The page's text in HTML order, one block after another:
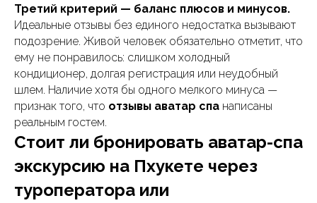
Третий критерий — баланс плюсов и минусов.
Идеальные отзывы без единого недостатка вызывают
подозрение. Живой человек обязательно отметит, что
ему не понравилось: слишком холодный
кондиционер, долгая регистрация или неудобный
шлем. Наличие хотя бы одного мелкого минуса —
признак того, что отзывы аватар спа написаны
реальным гостем.
Стоит ли бронировать аватар-спа
экскурсию на Пхукете через
туроператора или